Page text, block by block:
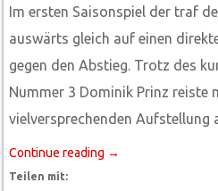
Im ersten Saisonspiel der traf
auswärts gleich auf einen
gegen den Abstieg. Trotz des
Nummer 3 Dominik Prinz reiste
vielversprechenden Aufstellung
Continue reading →
Teilen mit: